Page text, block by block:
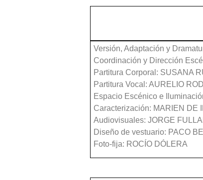
Versión, Adaptación y
Coordinación y Dirección
Partitura Corporal: SUSANA
Partitura Vocal: AURELIO
Espacio Escénico e
Caracterización: MARIEN DE
Audiovisuales: JORGE
Diseño de vestuario: PACO
Foto-fija: ROCÍO DÓLERA